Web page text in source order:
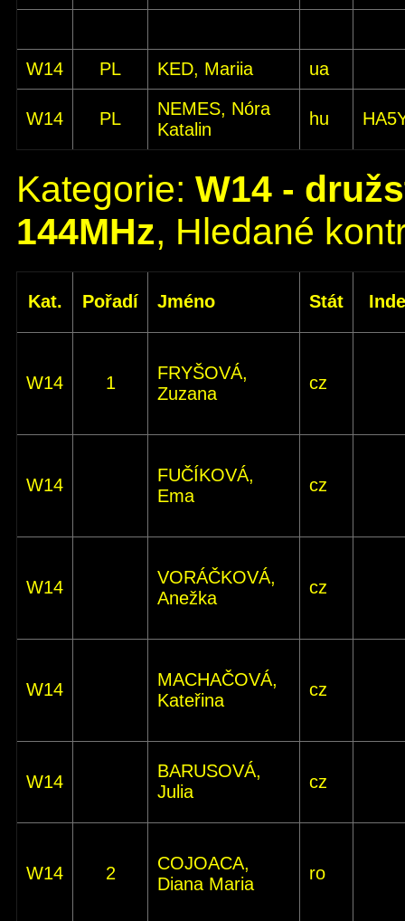
W14 PL KED, Mariia ua
W14 PL
NEMES, Nóra
Katalin
hu
Kategorie: W14 -
144MHz, Hledané
Kat. Pořadí Jméno Stát
W14 1
FRYŠOVÁ,
Zuzana
cz
W14
FUČÍKOVÁ,
Ema
cz
W14
VORÁČKOVÁ,
Anežka
cz
W14
MACHAČOVÁ,
Kateřina
cz
W14
BARUSOVÁ,
Julia
cz
W14 2
COJOACA,
Diana Maria
ro